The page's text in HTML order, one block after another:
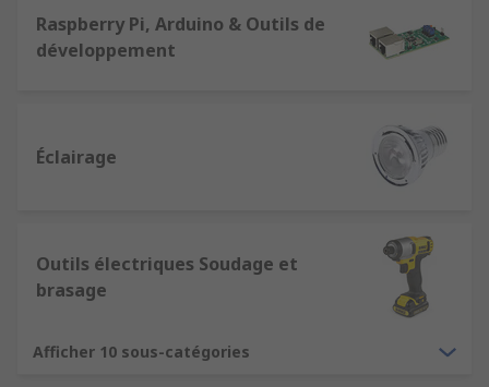
Raspberry Pi, Arduino & Outils de
développement
Éclairage
Outils électriques Soudage et
brasage
Afficher 10 sous-catégories